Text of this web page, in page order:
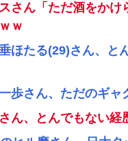
さん「ただ酒をか
ｗ
ほたる(29)さん、
歩さん、ただのギ
ん、とんでもない